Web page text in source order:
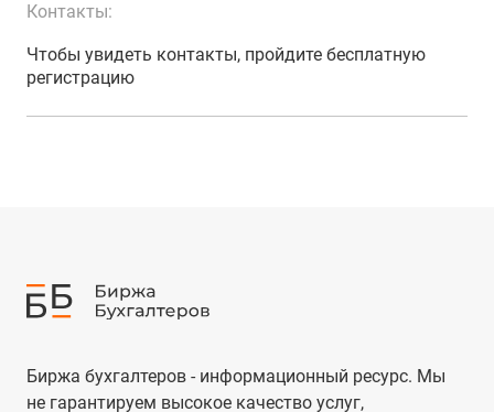
Контакты:
Чтобы увидеть контакты, пройдите бесплатную
регистрацию
Биржа бухгалтеров - информационный ресурс. Мы
не гарантируем высокое качество услуг,